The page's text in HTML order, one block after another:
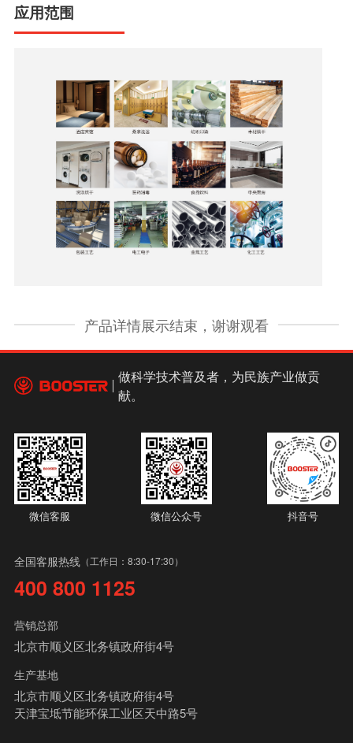
应用范围
产品详情展示结束，谢谢观看
做科学技术普及者，为民族产业做贡
献。
微信客服 微信公众号 抖音号
全国客服热线 （工作日：8:30-17:30）
400 800 1125
营销总部
北京市顺义区北务镇政府街4号
生产基地
北京市顺义区北务镇政府街4号
天津宝坻节能环保工业区天中路5号